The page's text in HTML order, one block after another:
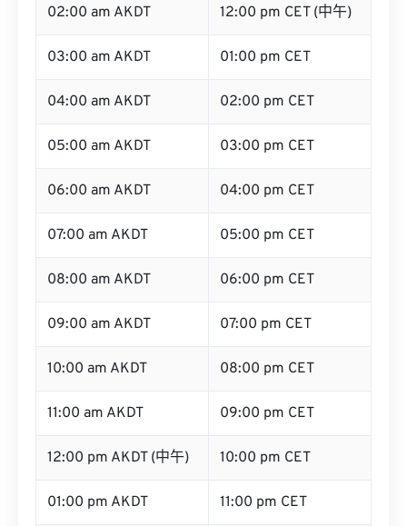
02:00 am AKDT 12:00 pm CET (中午)
03:00 am AKDT 01:00 pm CET
04:00 am AKDT 02:00 pm CET
05:00 am AKDT 03:00 pm CET
06:00 am AKDT 04:00 pm CET
07:00 am AKDT 05:00 pm CET
08:00 am AKDT 06:00 pm CET
09:00 am AKDT 07:00 pm CET
10:00 am AKDT 08:00 pm CET
11:00 am AKDT 09:00 pm CET
12:00 pm AKDT (中午) 10:00 pm CET
01:00 pm AKDT 11:00 pm CET